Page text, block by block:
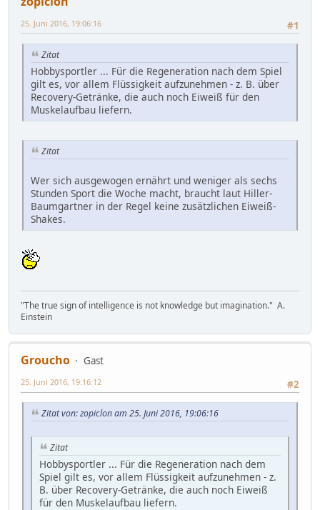
#1
25. Juni 2016, 19:06:16
Zitat
Hobbysportler ... Für die Regeneration nach dem Spiel
gilt es, vor allem Flüssigkeit aufzunehmen - z. B. über
Recovery-Getränke, die auch noch Eiweiß für den
Muskelaufbau liefern.
Zitat
Wer sich ausgewogen ernährt und weniger als sechs
Stunden Sport die Woche macht, braucht laut Hiller-
Baumgartner in der Regel keine zusätzlichen Eiweiß-
Shakes.
"The true sign of intelligence is not knowledge but imagination." A.
Einstein
Groucho
Gast
#2
25. Juni 2016, 19:16:12
Zitat von: zopiclon am 25. Juni 2016, 19:06:16
Zitat
Hobbysportler ... Für die Regeneration nach dem
Spiel gilt es, vor allem Flüssigkeit aufzunehmen - z.
B. über Recovery-Getränke, die auch noch Eiweiß
für den Muskelaufbau liefern.